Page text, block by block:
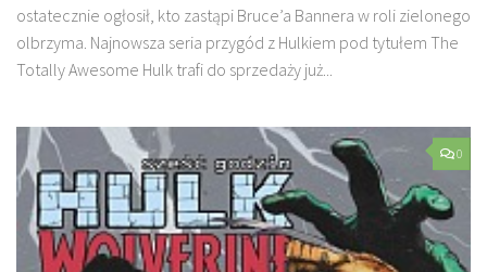
ostatecznie ogłosił, kto zastąpi Bruce’a Bannera w roli zielonego
olbrzyma. Najnowsza seria przygód z Hulkiem pod tytułem The
Totally Awesome Hulk trafi do sprzedaży już...
0